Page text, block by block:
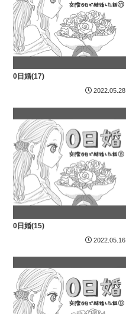
0日婚(17)
2022.05.28
0日婚(15)
2022.05.16